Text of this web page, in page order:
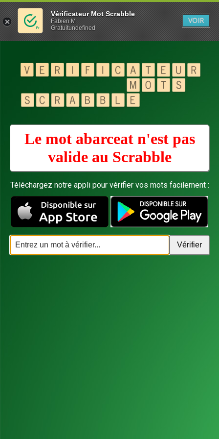
Le mot abarceat n'est pas
valide au Scrabble
Téléchargez notre appli pour vérifier vos mots facilement :
Vérificateur Mot Scrabble
Fabien M
Gratuitundefined
VOIR